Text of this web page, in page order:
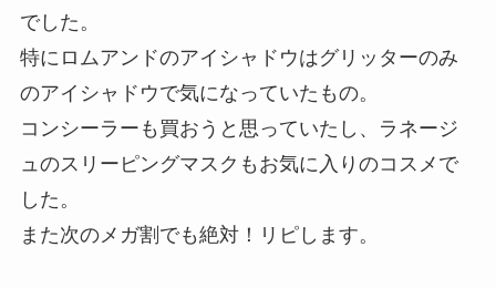
でした。
特にロムアンドのアイシャドウはグリッターのみ
のアイシャドウで気になっていたもの。
コンシーラーも買おうと思っていたし、ラネージ
ュのスリーピングマスクもお気に入りのコスメで
した。
また次のメガ割でも絶対！リピします。